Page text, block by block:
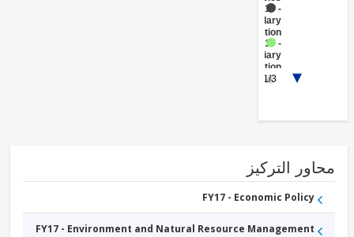
Secondary
Education
Education
FY17 -
Renewable
Energy
Biomass
FY17 -
Mining
Renewable
التركيز
FY17 - Economic Policy
FY17 - Environment and Natural Resource Management